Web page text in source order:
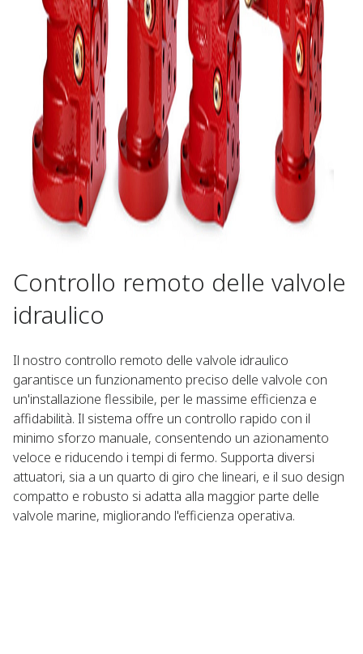
Controllo remoto delle valvole
idraulico​
Il nostro controllo remoto delle valvole idraulico
garantisce un funzionamento preciso delle valvole con
un'installazione flessibile, per le massime efficienza e
affidabilità. Il sistema offre un controllo rapido con il
minimo sforzo manuale, consentendo un azionamento
veloce e riducendo i tempi di fermo. Supporta diversi
attuatori, sia a un quarto di giro che lineari, e il suo design
compatto e robusto si adatta alla maggior parte delle
valvole marine, migliorando l'efficienza operativa.​